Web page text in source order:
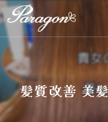
髪質改善 美